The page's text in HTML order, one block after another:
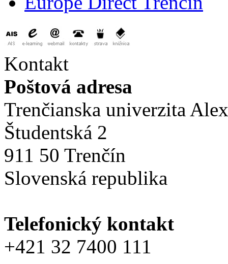
Kontakt
Poštová adresa
Trenčianska univerzita
Študentská 2
911 50 Trenčín
Slovenská republika
Telefonický kontakt
+421 32 7400 111